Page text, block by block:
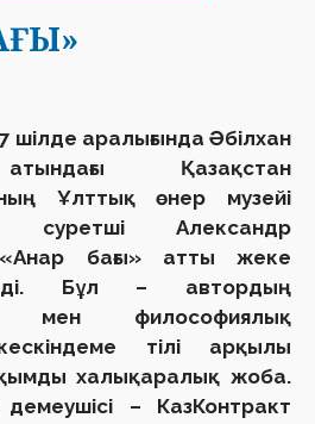
шілде аралығында Әбілхан
Қазақстан
Ұлттық өнер музейі
суретші Александр
«Анар бағы» атты жеке
Бұл – автордың
мен философиялық
тілі арқылы
халықаралық жоба.
– КазКонтракт